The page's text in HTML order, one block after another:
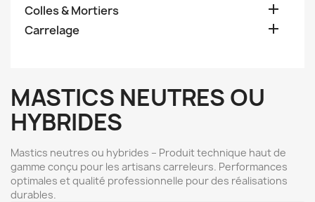
Colles & Mortiers

Carrelage 
MASTICS NEUTRES OU
HYBRIDES
Mastics neutres ou hybrides – Produit technique haut de
gamme conçu pour les artisans carreleurs. Performances
optimales et qualité professionnelle pour des réalisations
durables.